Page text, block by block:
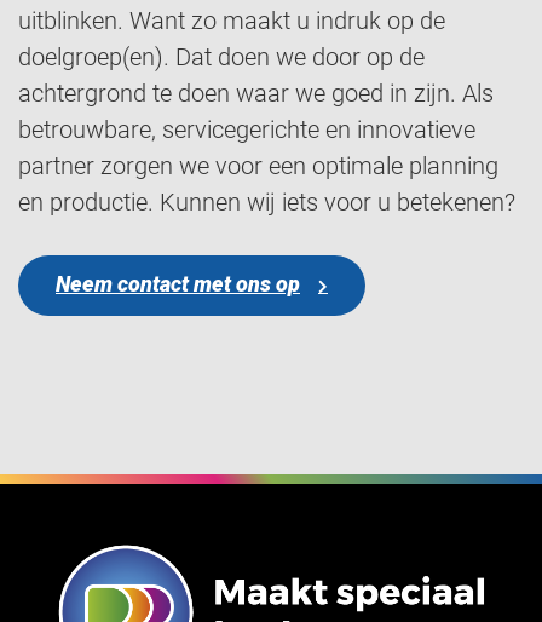
uitblinken. Want zo maakt u indruk op de
doelgroep(en). Dat doen we door op de
achtergrond te doen waar we goed in zijn. Als
betrouwbare, servicegerichte en innovatieve
partner zorgen we voor een optimale planning
en productie. Kunnen wij iets voor u betekenen?
Neem contact met ons op